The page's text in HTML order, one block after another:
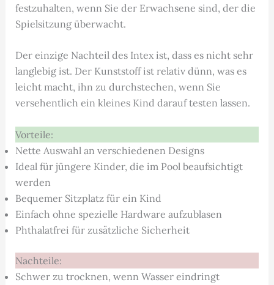
festzuhalten, wenn Sie der Erwachsene sind, der die
Spielsitzung überwacht.
Der einzige Nachteil des Intex ist, dass es nicht sehr
langlebig ist. Der Kunststoff ist relativ dünn, was es
leicht macht, ihn zu durchstechen, wenn Sie
versehentlich ein kleines Kind darauf testen lassen.
Vorteile:
Nette Auswahl an verschiedenen Designs
Ideal für jüngere Kinder, die im Pool beaufsichtigt
werden
Bequemer Sitzplatz für ein Kind
Einfach ohne spezielle Hardware aufzublasen
Phthalatfrei für zusätzliche Sicherheit
Nachteile:
Schwer zu trocknen, wenn Wasser eindringt